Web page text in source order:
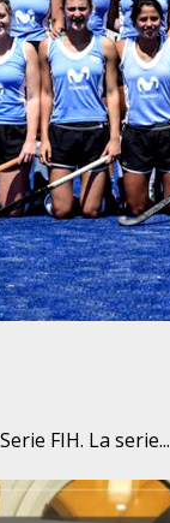
FIH. La serie...